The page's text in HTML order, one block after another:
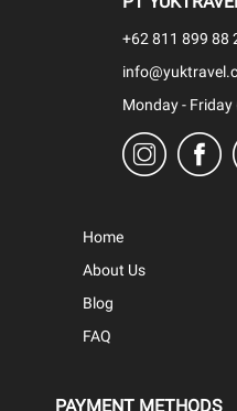
+62 811 899 88
Monday - Friday
Home
About Us
Blog
FAQ
PAYMENT METHODS